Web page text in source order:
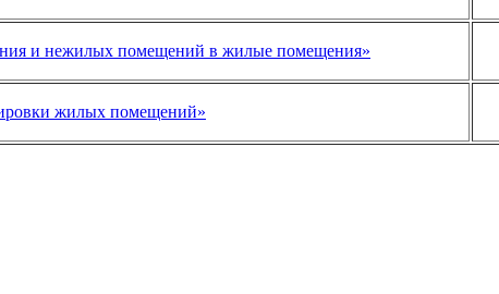
и нежилых помещений в жилые помещения»
жилых помещений»